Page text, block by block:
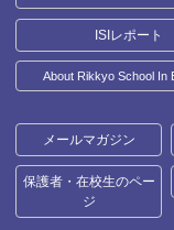
ISIレポート
About Rikkyo School In
メールマガジン
保護者・在校生のペー
ジ